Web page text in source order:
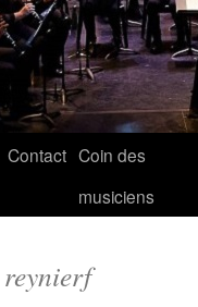
Contact Coin des
musiciens
reynierf